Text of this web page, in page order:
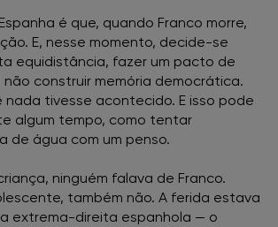
é que, quando Franco morre,
E, nesse momento, decide-se
equidistância, fazer um pacto de
construir memória democrática.
nada tivesse acontecido. E isso pode
algum tempo, como tentar
de água com um penso.
ninguém falava de Franco.
também não. A ferida estava
extrema-direita espanhola — o